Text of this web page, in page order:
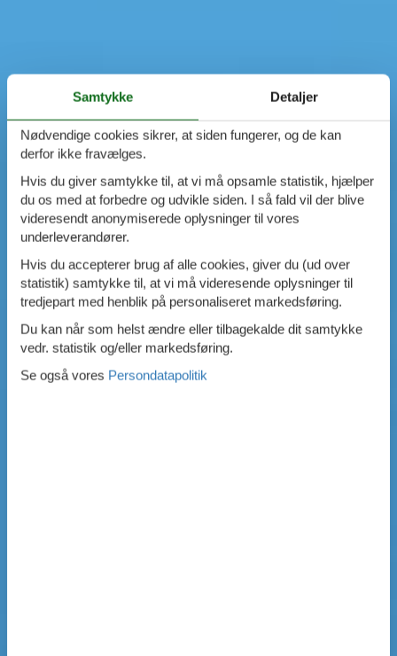
Samtykke Detaljer
Nødvendige cookies sikrer, at siden fungerer, og de kan
derfor ikke fravælges.
Hvis du giver samtykke til, at vi må opsamle statistik, hjælper
du os med at forbedre og udvikle siden. I så fald vil der blive
videresendt anonymiserede oplysninger til vores
underleverandører.
Hvis du accepterer brug af alle cookies, giver du (ud over
statistik) samtykke til, at vi må videresende oplysninger til
tredjepart med henblik på personaliseret markedsføring.
Du kan når som helst ændre eller tilbagekalde dit samtykke
vedr. statistik og/eller markedsføring.
Se også vores Persondatapolitik